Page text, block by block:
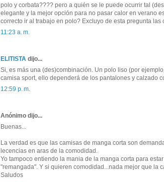
polo y corbata???? pero a quién se le puede ocurrir tal
elegante y la mejor opción para no pasar calor en verano
correcto ir al trabajo en polo? Excluyo de esta pregunta
11:23 a. m.
ELITISTA dijo...
Si, es más una (des)combinación. Un polo liso (por
camisa sport, ello dependerá de los pantalones y calzado
12:59 p. m.
Anónimo dijo...
Buenas...
La verdad es que las camisas de manga corta son
lecencias en aras de la comodidad.
Yo tampoco entiendo la mania de la manga corta para
"remangada". Y si quieren comodidad...nada mejor que la
Saludos